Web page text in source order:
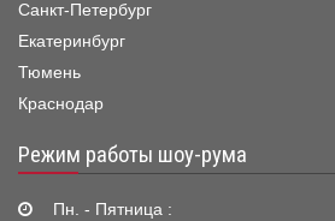
Санкт-Петербург
Екатеринбург
Тюмень
Краснодар
Режим работы шоу-рума
Пн. - Пятница :